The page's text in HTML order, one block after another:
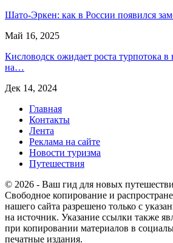
Шато-Эркен: как в России появился
Май 16, 2025
Кисловодск ожидает роста турпотока
на…
Дек 14, 2024
Главная
Контакты
Лента
Реклама на сайте
Новости туризма
Путешествия
© 2026 - Ваш гид для новых
Свободное копирование и
нашего сайта разрешено только с
на источник. Указание ссылки также
при копировании материалов в
печатные издания.